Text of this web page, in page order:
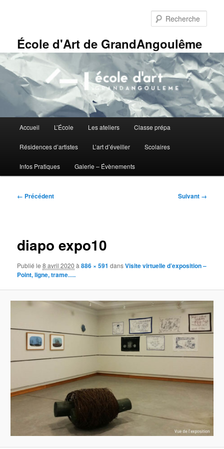
principalÉcole d'Art de GrandAngoulême
principal
Accueil L’École Les ateliers Classe prépa
Résidences d’artistes L’art d’éveiller Scolaires
Infos Pratiques Galerie – Évènements
Navigation
← Précédent Suivant →
diapo expo10
Publié le8 avril 2020 à886 × 591 dansVisite virtuelle d’exposition –
Point, ligne, trame….